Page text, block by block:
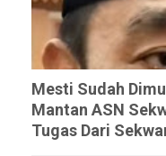
Mesti Sudah
Mantan ASN
Tugas Dari